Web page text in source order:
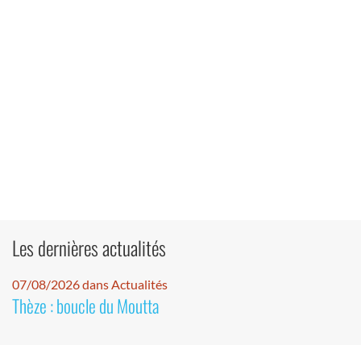
Les dernières actualités
07/08/2026 dans Actualités
Thèze : boucle du Moutta